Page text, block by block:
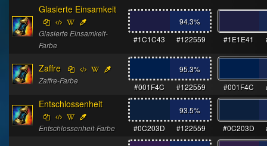
Glasierte Einsamkeit
Glasierte Einsamkeit-
Farbe
94.3%
#1C1C43
#122559 #1E1E41
Zaffre
Zaffre-Farbe
95.3%
#001F4C
#122559 #001F4C
Entschlossenheit
Entschlossenheit-Farbe
93.5%
#0C203D
#122559 #0C203D